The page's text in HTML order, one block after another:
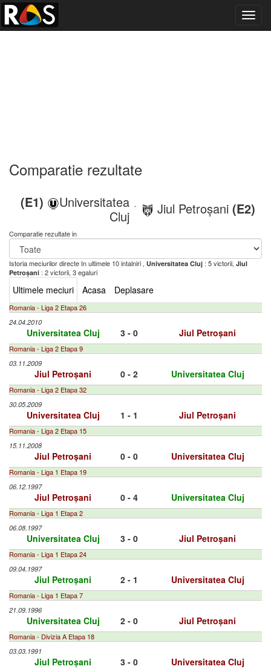
Comparatie rezultate
(E1)
Universitatea
Cluj
- Jiul Petroșani (E2)
Comparatie rezultate in
Istoria meciurilor directe In ultimele 10 intalniri , Universitatea Cluj : 5 victorii, Jiul
Petroșani : 2 victorii, 3 egaluri
Ultimele meciuri Acasa Deplasare
Romania - Liga 2 Etapa 26
24.04.2010
Universitatea Cluj 3 - 0 Jiul Petroșani
Romania - Liga 2 Etapa 9
03.11.2009
Jiul Petroșani 0 - 2 Universitatea Cluj
Romania - Liga 2 Etapa 32
30.05.2009
Universitatea Cluj 1 - 1 Jiul Petroșani
Romania - Liga 2 Etapa 15
15.11.2008
Jiul Petroșani 0 - 0 Universitatea Cluj
Romania - Liga 1 Etapa 19
06.12.1997
Jiul Petroșani 0 - 4 Universitatea Cluj
Romania - Liga 1 Etapa 2
06.08.1997
Universitatea Cluj 3 - 0 Jiul Petroșani
Romania - Liga 1 Etapa 24
09.04.1997
Jiul Petroșani 2 - 1 Universitatea Cluj
Romania - Liga 1 Etapa 7
21.09.1996
Universitatea Cluj 2 - 0 Jiul Petroșani
Romania - Divizia A Etapa 18
03.03.1991
Jiul Petroșani 3 - 0 Universitatea Cluj